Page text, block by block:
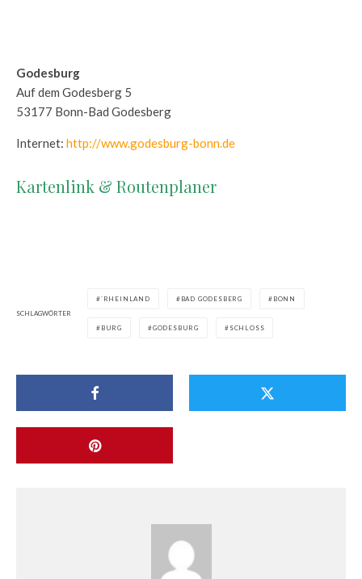
Godesburg
Auf dem Godesberg 5
53177 Bonn-Bad Godesberg
Internet: http://www.godesburg-bonn.de
Kartenlink & Routenplaner
SCHLAGWÖRTER
`RHEINLAND BAD GODESBERG BONN
BURG GODESBURG SCHLOSS